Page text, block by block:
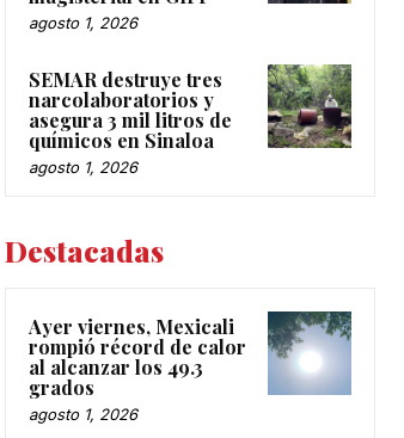
agosto 1, 2026
SEMAR destruye tres
narcolaboratorios y
asegura 3 mil litros de
químicos en Sinaloa
agosto 1, 2026
Destacadas
Ayer viernes, Mexicali
rompió récord de calor
al alcanzar los 49.3
grados
agosto 1, 2026